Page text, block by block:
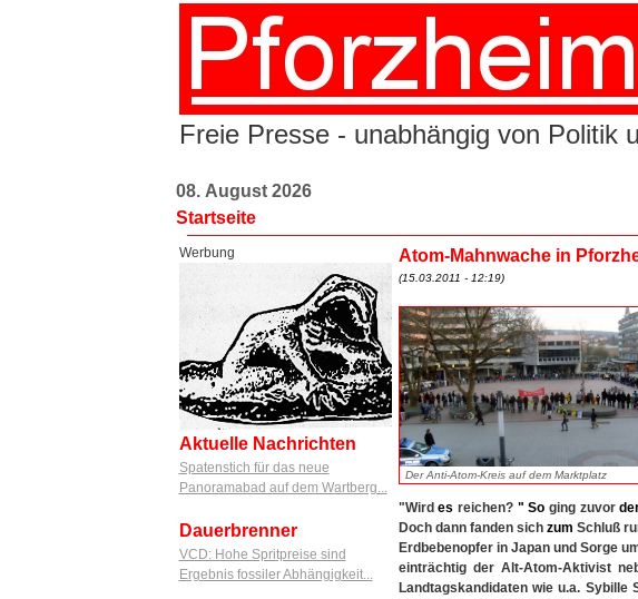
Freie Presse - unabhängig von Politik
08. August 2026
Startseite
Werbung
Aktuelle Nachrichten
Spatenstich für das neue
Panoramabad auf dem Wartberg...
Dauerbrenner
VCD: Hohe Spritpreise sind
Ergebnis fossiler Abhängigkeit...
Atom-Mahnwache in
(15.03.2011 - 12:19)
Der Anti-Atom-Kreis auf dem Marktplatz
"Wirdes reichen? " So ging zuvor
Doch dann fanden sich zum Schluß
Erdbebenopfer in Japan und Sorge
einträchtig der Alt-Atom-Aktivist
Landtagskandidaten wie u.a.